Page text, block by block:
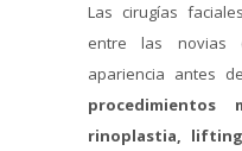
Las cirugías
entre las novias
apariencia antes
procedimientos
rinoplastia,